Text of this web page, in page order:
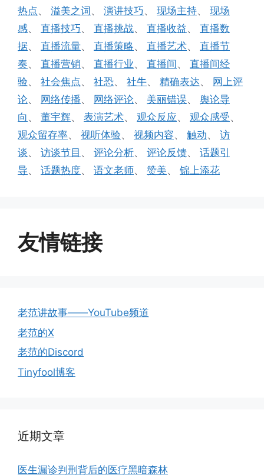
热点、 溢美之词 、 演讲技巧、 现场主持、 现场
感、 直播技巧、 直播挑战、 直播收益、 直播数
据、 直播流量、 直播策略、 直播艺术、 直播节
奏、 直播营销、 直播行业、 直播间、 直播间经
验、 社会焦点、 社恐、 社牛、 精确表达、 网上评
论、 网络传播、 网络评论、 美丽错误、 舆论导
向 、 董宇辉、 表演艺术、 观众反应、 观众感受、
观众留存率、 视听体验、 视频内容、 触动、 访
谈、 访谈节目 、 评论分析、 评论反馈、 话题引
导、 话题热度、 语文老师、 赞美、 锦上添花
友情链接
老范讲故事——YouTube频道
老范的X
老范的Discord
Tinyfool博客
近期文章
医生漏诊判刑背后的医疗黑暗森林